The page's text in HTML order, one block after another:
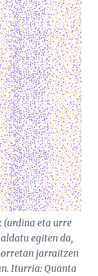
eta urre
egiten da,
jarraitzen
Iturria:Quanta